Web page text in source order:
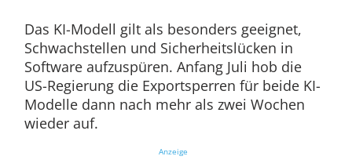
Das KI-Modell gilt als besonders geeignet,
Schwachstellen und Sicherheitslücken in
Software aufzuspüren. Anfang Juli hob die
US-Regierung die Exportsperren für beide KI-
Modelle dann nach mehr als zwei Wochen
wieder auf.
Anzeige